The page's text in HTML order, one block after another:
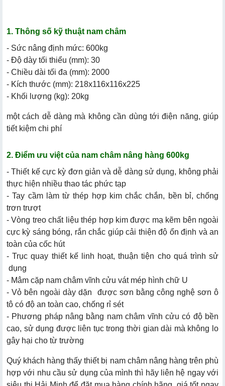
1. Thông số kỹ thuật nam châm
- Sức nâng định mức: 600kg
- Độ dày tối thiểu (mm): 30
- Chiều dài tối đa (mm): 2000
- Kích thước (mm): 218x116x116x225
- Khối lượng (kg): 20kg
một cách dễ dàng mà không cần dùng tới điện năng, giúp
tiết kiệm chi phí
2. Điểm ưu việt của nam châm nâng hàng 600kg
- Thiết kế cực kỳ đơn giản và dễ dàng sử dụng, không phải
thực hiện nhiều thao tác phức tạp
- Tay cầm làm từ thép hợp kim chắc chắn, bền bỉ, chống
trơn trượt
- Vòng treo chất liệu thép hợp kim được mạ kẽm bên ngoài
cực kỳ sáng bóng, rắn chắc giúp cải thiện độ ổn định và an
toàn của cốc hút
- Trục quay thiết kế linh hoạt, thuận tiện cho quá trình sử
dụng
- Mâm cặp nam châm vĩnh cửu vát mép hình chữ U
- Vỏ bên ngoài dày dặn được sơn bằng công nghệ sơn ô
tô có độ an toàn cao, chống rỉ sét
- Phương pháp nâng bằng nam châm vĩnh cửu có độ bền
cao, sử dụng được liên tục trong thời gian dài mà không lo
gây hại cho từ trường
Quý khách hàng thấy thiết bị nam châm nâng hàng trên phù
hợp với nhu cầu sử dụng của mình thì hãy liên hệ ngay với